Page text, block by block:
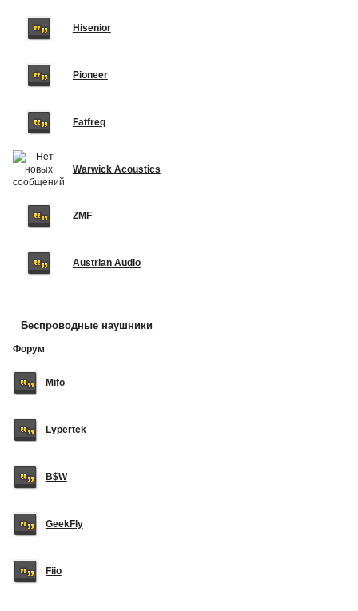
Hisenior
Pioneer
Fatfreq
Warwick Acoustics
ZMF
Austrian Audio
Беспроводные наушники
Форум
Mifo
Lypertek
B$W
GeekFly
Fiio